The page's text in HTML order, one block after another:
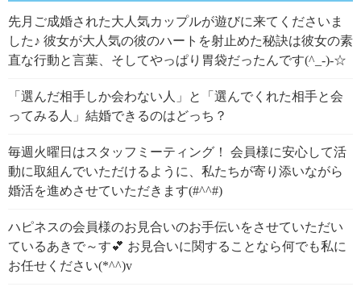
先月ご成婚された大人気カップルが遊びに来てくださいま
した♪ 彼女が大人気の彼のハートを射止めた秘訣は彼女の素
直な行動と言葉、そしてやっぱり胃袋だったんです(^_-)-☆
「選んだ相手しか会わない人」と「選んでくれた相手と会
ってみる人」結婚できるのはどっち？
毎週火曜日はスタッフミーティング！ 会員様に安心して活
動に取組んでいただけるように、私たちが寄り添いながら
婚活を進めさせていただきます(#^^#)
ハピネスの会員様のお見合いのお手伝いをさせていただい
ているあきで～す💕 お見合いに関することなら何でも私に
お任せください(*^^)v